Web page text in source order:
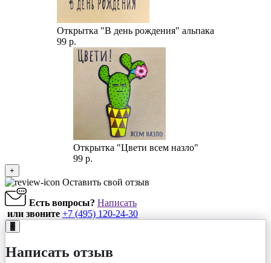
Открытка "В день рождения" альпака
99 р.
Открытка "Цвети всем назло"
99 р.
+
Оставить свой отзыв
Есть вопросы? Написать
или звоните +7 (495) 120-24-30
+
Написать отзыв